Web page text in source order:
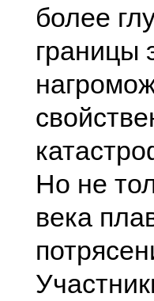
более
границы
Но не
века